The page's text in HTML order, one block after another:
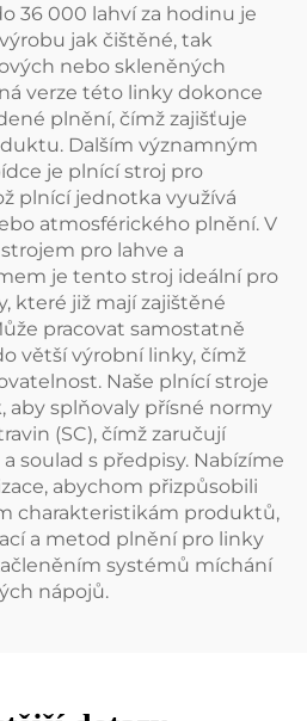
36 000 lahví za hodinu je
jak čištěné, tak
nebo skleněných
verze této linky dokonce
plnění, čímž zajišťuje
Dalším významným
je plnící stroj pro
plnící jednotka využívá
atmosférického plnění. V
pro lahve a
je tento stroj ideální pro
které již mají zajištěné
pracovat samostatně
větší výrobní linky, čímž
Naše plnící stroje
aby splňovaly přísné normy
(SC), čímž zaručují
soulad s předpisy. Nabízíme
abychom přizpůsobili
charakteristikám produktů,
a metod plnění pro linky
systémů míchání
nápojů.